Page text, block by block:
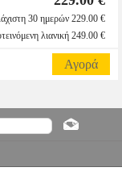
30 ημερών 229.00 €
λιανική 249.00 €
Αγορά